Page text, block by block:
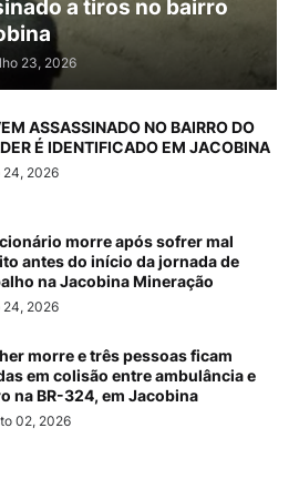
a tiros no bairro
23, 2026
ASSASSINADO NO BAIRRO DO
É IDENTIFICADO EM JACOBINA
24, 2026
morre após sofrer mal
antes do início da jornada de
na Jacobina Mineração
24, 2026
morre e três pessoas ficam
em colisão entre ambulância e
na BR-324, em Jacobina
02, 2026